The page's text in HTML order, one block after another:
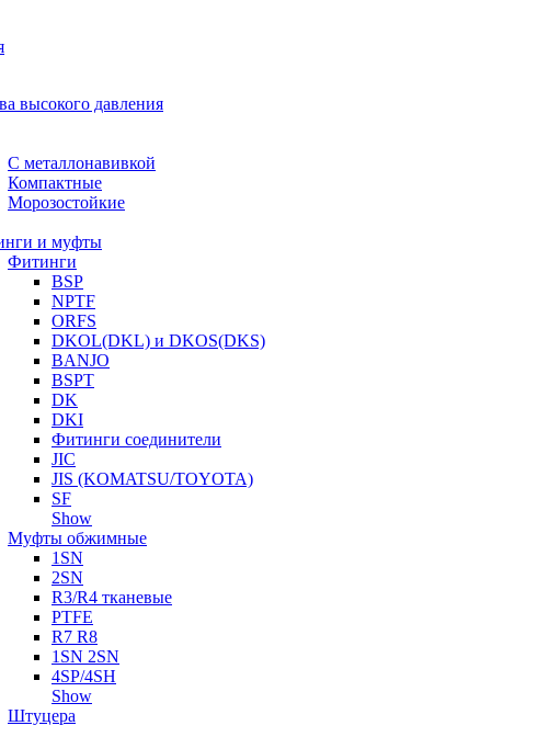
высокого давления
С металлонавивкой
Компактные
Морозостойкие
и муфты
Фитинги
BSP
NPTF
ORFS
DKOL(DKL) и DKOS(DKS)
BANJO
BSPT
DK
DKI
Фитинги соединители
JIC
JIS (KOMATSU/TOYOTA)
SF
Show
Муфты обжимные
1SN
2SN
R3/R4 тканевые
PTFE
R7 R8
1SN 2SN
4SP/4SH
Show
Штуцера